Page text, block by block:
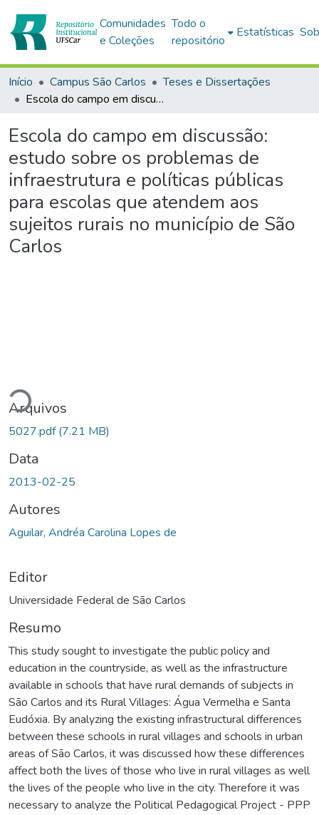
Comunidades
e Coleções
Todo o
repositório
Estatísticas
Início Campus São Carlos
Teses e Dissertações
Escola do campo em discussão: estudo sobre os problemas de infraestrutura e políticas públicas para escolas que atendem aos sujeitos rurais no município de São Carlos
Escola do campo em discussão:
estudo sobre os problemas de
infraestrutura e políticas públicas
para escolas que atendem aos
sujeitos rurais no município de São
Carlos
Arquivos
5027.pdf(7.21 MB)
Data
2013-02-25
Autores
Aguilar, Andréa Carolina Lopes de
Editor
Universidade Federal de São Carlos
Resumo
This study sought to investigate the public policy and
education in the countryside, as well as the infrastructure
available in schools that have rural demands of subjects in
São Carlos and its Rural Villages: Água Vermelha e Santa
Eudóxia. By analyzing the existing infrastructural differences
between these schools in rural villages and schools in urban
areas of São Carlos, it was discussed how these differences
affect both the lives of those who live in rural villages as well
the lives of the people who live in the city. Therefore it was
necessary to analyze the Political Pedagogical Project - PPP